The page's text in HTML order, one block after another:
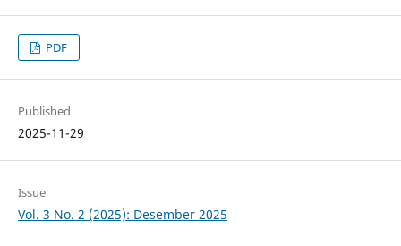
PDF
Published
2025-11-29
Issue
Vol. 3 No. 2 (2025): Desember 2025